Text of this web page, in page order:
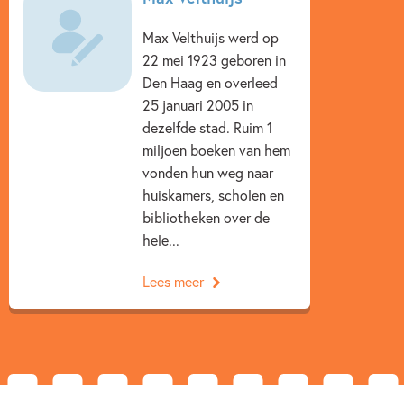
0 – 1.5 jaar 1.5 – 3 jaar
3 – 5 jaar
Actie & avontuur
Dieren & natuur
Feesten & Feestdagen
Humor
Prentenboeken
Vriendschap Max Velthuijs
Max Velthuijs werd op
22 mei 1923 geboren in
Den Haag en overleed
25 januari 2005 in
dezelfde stad. Ruim 1
miljoen boeken van hem
vonden hun weg naar
huiskamers, scholen en
bibliotheken over de
hele...
Lees meer